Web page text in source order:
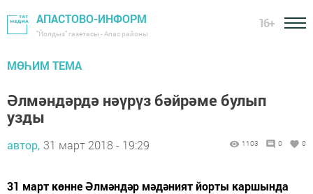
АПАСТОВО-ИНФОРМ
"Йолдыз" газетасы - Апас районы
16+
МӨҺИМ ТЕМА
Әлмәндәрдә нәүрүз бәйрәме булып
узды
автор, 31 март 2018 - 19:29 1103 0 0
31 март көнне Әлмәндәр мәдәният йорты каршында